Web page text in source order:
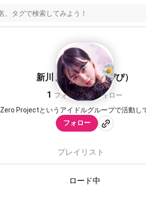
新川まゆか（まゆぴぴ）
1 フォロワー0 フォロー
Zero Projectというアイドルグループで活動し
フォロー
プレイリスト
ロード中